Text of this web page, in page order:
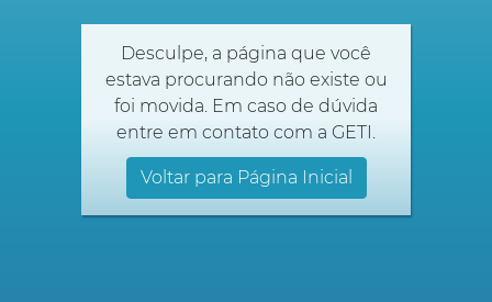
Desculpe, a página que você
estava procurando não existe ou
foi movida. Em caso de dúvida
entre em contato com a GETI.
Voltar para Página Inicial